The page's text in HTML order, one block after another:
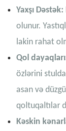
Yaxşı Dəstək:
olunur.
lakin rahat
Qol
özlərini
asan və
qoltuqaltılar
Kəskin